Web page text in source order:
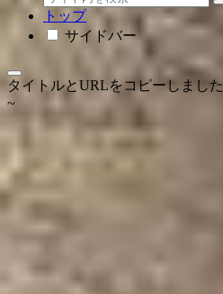
トップ
サイドバー
タイトルとURLをコピーしました
~